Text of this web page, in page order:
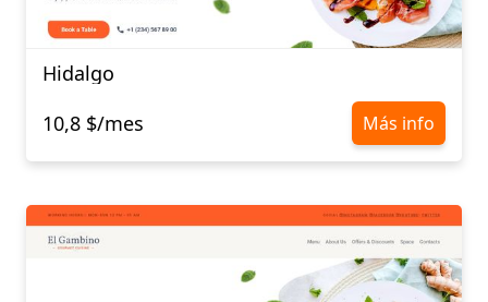
Hidalgo
10,8 $/mes
Más info